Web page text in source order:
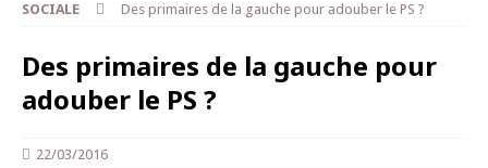
SOCIALE
Des primaires de la gauche pour adouber le PS ?
Des primaires de la gauche pour
adouber le PS ?
22/03/2016